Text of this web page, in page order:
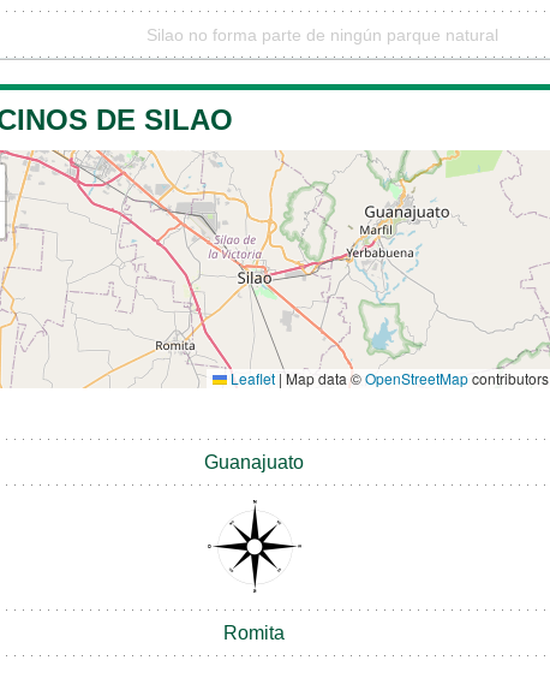
Silao no forma parte de ningún parque natural
DE SILAO
Leaflet | Map data ©OpenStreetMapcontributors
Guanajuato
Romita